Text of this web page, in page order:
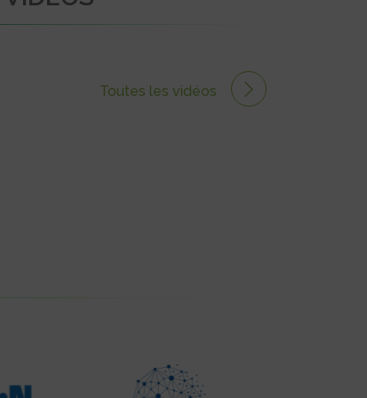
Toutes les vidéos